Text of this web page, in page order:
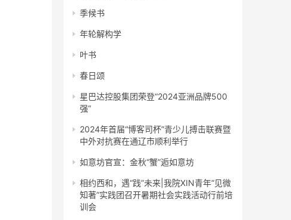
季候书
年轮解构学
叶书
春日颂
星巴达控股集团荣登“2024亚洲品牌500
强”
2024年首届“博客司杯”青少儿搏击联赛暨
中外对抗赛在通辽市顺利举行
如意坊官宣：金秋“蟹”逅如意坊
相约西和，遇“践”未来|我院XIN青年“见微
知著”实践团召开暑期社会实践活动行前培
训会